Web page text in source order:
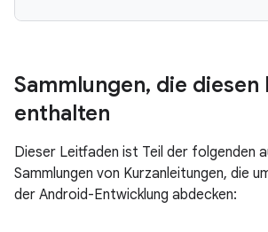
Sammlungen, die diesen
enthalten
Dieser Leitfaden ist Teil der folgenden
Sammlungen von Kurzanleitungen, die
der Android-Entwicklung abdecken: